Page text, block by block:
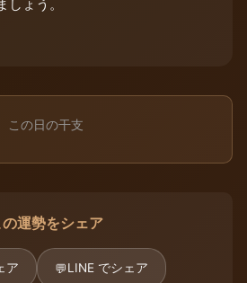
ょう。
この日の干支
の運勢をシェア
ア 💬LINE でシェア